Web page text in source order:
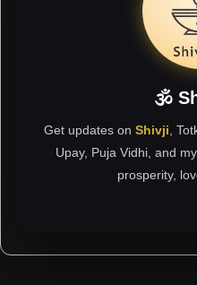
🕉
Get updates on Shivji ,
Upay, Puja Vidhi, and
prosperity,